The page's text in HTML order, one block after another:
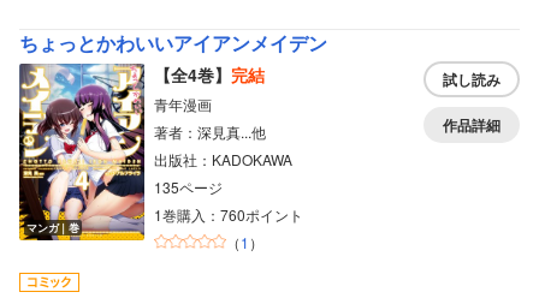
ちょっとかわいいアイアンメイデン
マンガ｜巻
【全4巻】 完結
青年漫画
著者：深見真...他
出版社：KADOKAWA
135ページ
1巻購入：760ポイント
（1 ）
試し読み
作品詳細